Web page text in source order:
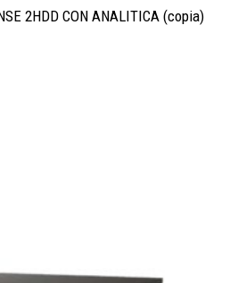
2HDD CON ANALITICA (copia)